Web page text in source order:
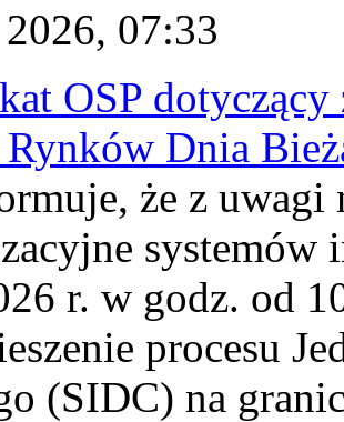
07:33
OSP dotyczący
Rynków Dnia
że z uwagi
r. w godz. od
procesu
(SIDC) na